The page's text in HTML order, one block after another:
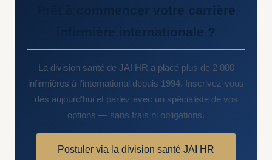
Prêt à commencer votre carrière
infirmière internationale ?
La division santé de JAI HR a placé plus de 2 000
infirmières à l'international depuis 1994. Inscrivez-vous
dès aujourd'hui et parlez avec un spécialiste de vos
options — sans frais ni obligations.
Postuler via la division santé JAI HR